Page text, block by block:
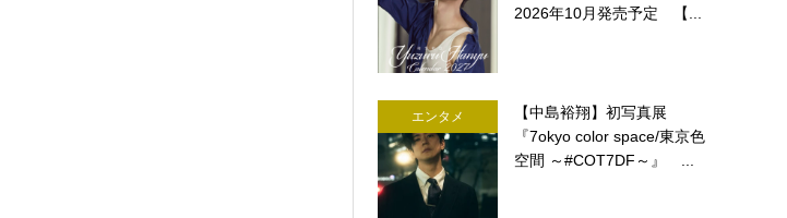
2026年10月発売予定 【...
エンタメ
【中島裕翔】初写真展
『7okyo color space/東京色
空間 ～#COT7DF～』 ...